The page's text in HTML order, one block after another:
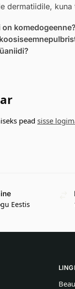
dermatiidile,
komedogeenne?
pead sisse
Eestis